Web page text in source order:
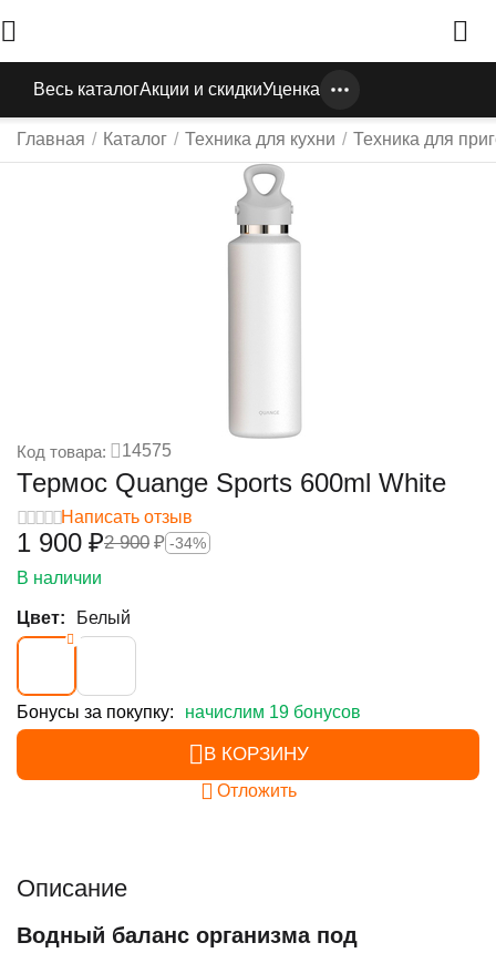
Весь каталогАкции и скидкиУценка
Главная / Каталог / Техника для кухни / Техника для
Код товара: 14575
Термос Quange Sports 600ml White
Написать отзыв
1 900 ₽2 900 ₽ -34%
В наличии
Цвет: Белый
Бонусы за покупку: начислим 19 бонусов
В КОРЗИНУ
Отложить
Описание
Водный баланс организма под